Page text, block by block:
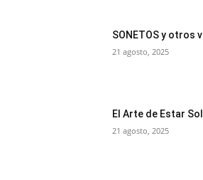
SONETOS y otros
21 agosto, 2025
El Arte de Estar
21 agosto, 2025